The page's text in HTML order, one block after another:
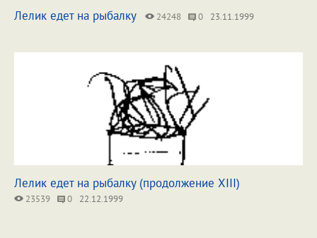
Лелик едет на рыбалку 24248 0 23.11.1999
Лелик едет на рыбалку (продолжение XIII)
23539 0 22.12.1999